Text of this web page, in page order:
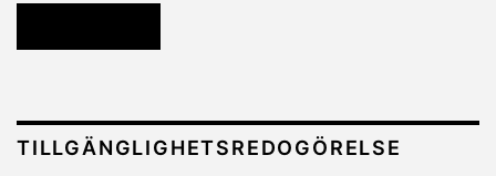
TILLGÄNGLIGHETSREDOGÖRELSE